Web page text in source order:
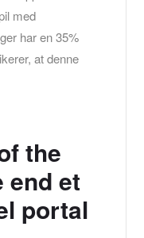
med
har en 35%
at denne
the
end et
portal